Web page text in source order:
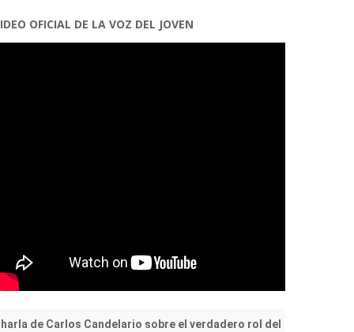
OFICIAL DE LA VOZ DEL JOVEN
de Carlos Candelario sobre el verdadero rol del